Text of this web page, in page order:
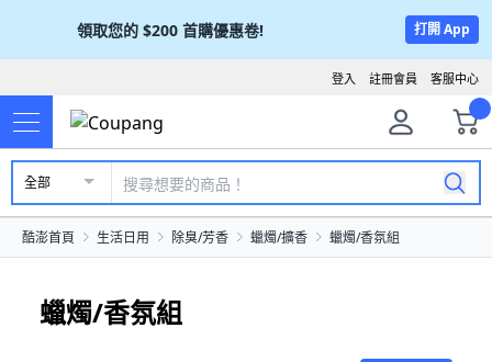
領取您的 $200 首購優惠卷! 打開 App
客服中心
註冊會員
登入
全部
酷澎首頁 生活日用 除臭/芳香 蠟燭/擴香 蠟燭/香氛組
蠟燭/香氛組